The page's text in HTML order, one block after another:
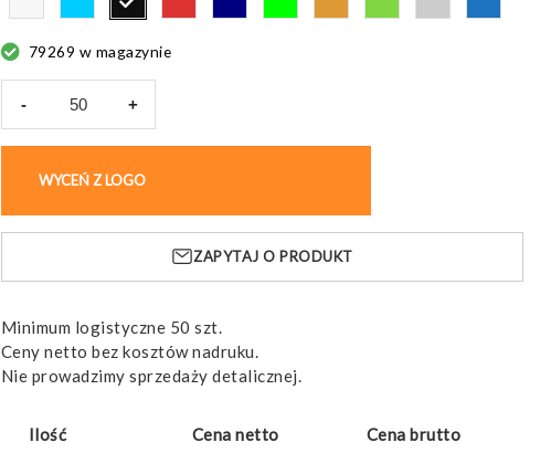
79269 w magazynie
-
gumowany
z
czarnym
+
WYCEŃ Z LOGO
ZAPYTAJ O PRODUKT
Minimum logistyczne 50 szt.
Ceny netto bez kosztów nadruku.
Nie prowadzimy sprzedaży detalicznej.
Ilość Cena netto Cena brutto